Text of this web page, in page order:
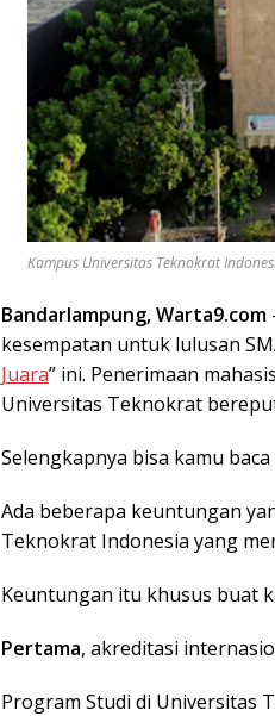
Kampus Universitas Teknokrat
Bandarlampung, Warta9.com
kesempatan untuk lulusan
Juara” ini. Penerimaan
Universitas Teknokrat
Selengkapnya bisa kamu
Ada beberapa keuntungan
Teknokrat Indonesia yang
Keuntungan itu khusus buat
Pertama, akreditasi
Program Studi di Universitas